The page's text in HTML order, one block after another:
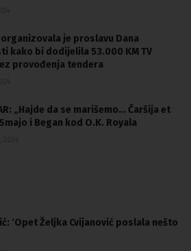
organizovala je proslavu Dana
kako bi dodijelila 53.000 KM TV
provođenja tendera
„Hajde da se marišemo… Čaršija et
i Began kod O.K. Royala
‘Opet Željka Cvijanović poslala nešto